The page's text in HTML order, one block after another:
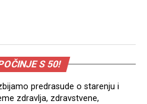
S 50!
predrasude o starenju i
zdravlja, zdravstvene,